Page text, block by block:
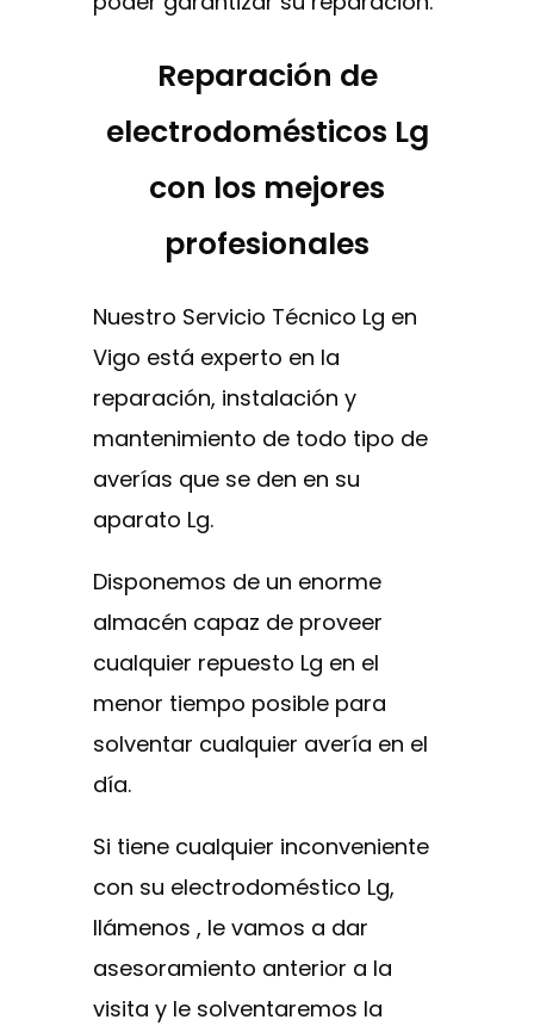
Reparación de
electrodomésticos Lg
con los mejores
profesionales
Nuestro Servicio Técnico Lg en
Vigo está experto en la
reparación, instalación y
mantenimiento de todo tipo de
averías que se den en su
aparato Lg.
Disponemos de un enorme
almacén capaz de proveer
cualquier repuesto Lg en el
menor tiempo posible para
solventar cualquier avería en el
día.
Si tiene cualquier inconveniente
con su electrodoméstico Lg,
llámenos , le vamos a dar
asesoramiento anterior a la
visita y le solventaremos la